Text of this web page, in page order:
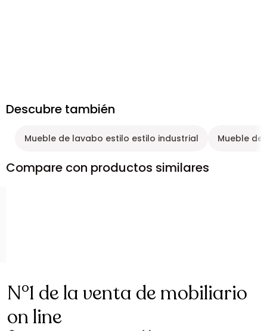
Descubre también
Mueble de lavabo estilo estilo industrial Mueble
Compare con productos similares
N°1 de la venta de mobiliario
on line